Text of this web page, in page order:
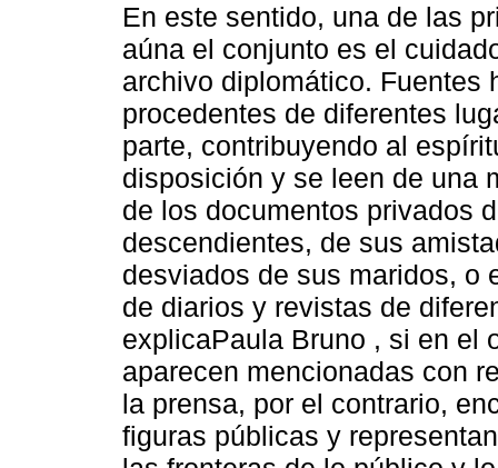
En este sentido, una de las
aúna el conjunto es el
archivo diplomático. Fuentes
procedentes de diferentes
parte, contribuyendo al
disposición y se leen de una
de los documentos privados
descendientes, de sus
desviados de sus maridos, o
de diarios y revistas de
explicaPaula Bruno , si en el
aparecen mencionadas con
la prensa, por el contrario,
figuras públicas y